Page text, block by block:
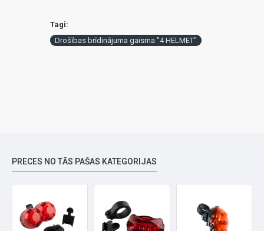
Tagi:
Drošības brīdinājuma gaisma "4 HELMET"
PRECES NO TĀS PAŠAS KATEGORIJAS